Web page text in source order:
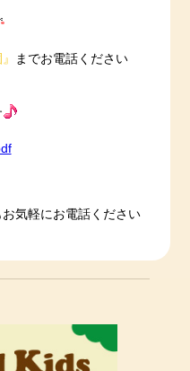
までお電話ください
気軽にお電話ください